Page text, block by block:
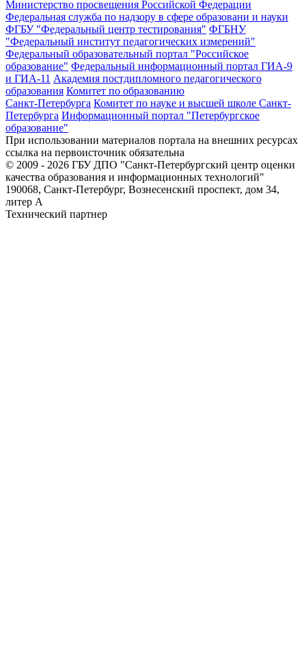
Министерство просвещения Российской Федерации
Федеральная служба по надзору в сфере образовани и науки
ФГБУ "Федеральный центр тестирования" ФГБНУ
"Федеральный институт педагогических измерений"
Федеральный образовательный портал "Российское
образование" Федеральный информационный портал ГИА-9
и ГИА-11 Академия постдипломного педагогического
образования Комитет по образованию
Санкт-Петербурга Комитет по науке и высшей школе Санкт-
Петербурга Информационный портал "Петербургское
образование"
При использовании материалов портала на внешних ресурсах
ссылка на первоисточник обязательна
© 2009 - 2026 ГБУ ДПО "Санкт-Петербургский центр оценки
качества образования и информационных технологий"
190068, Санкт-Петербург, Вознесенский проспект, дом 34,
литер А
Технический партнер